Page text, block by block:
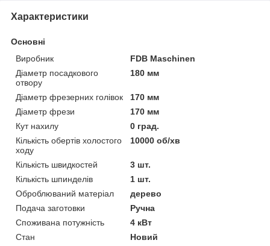
Характеристики
Основні
Виробник
FDB Maschinen
Діаметр посадкового
отвору
180 мм
Діаметр фрезерних голівок
170 мм
Діаметр фрези
170 мм
Кут нахилу
0 град.
Кількість обертів холостого
ходу
10000 об/хв
Кількість швидкостей
3 шт.
Кількість шпинделів
1 шт.
Оброблюваний матеріал
дерево
Подача заготовки
Ручна
Споживана потужність
4 кВт
Стан
Новий